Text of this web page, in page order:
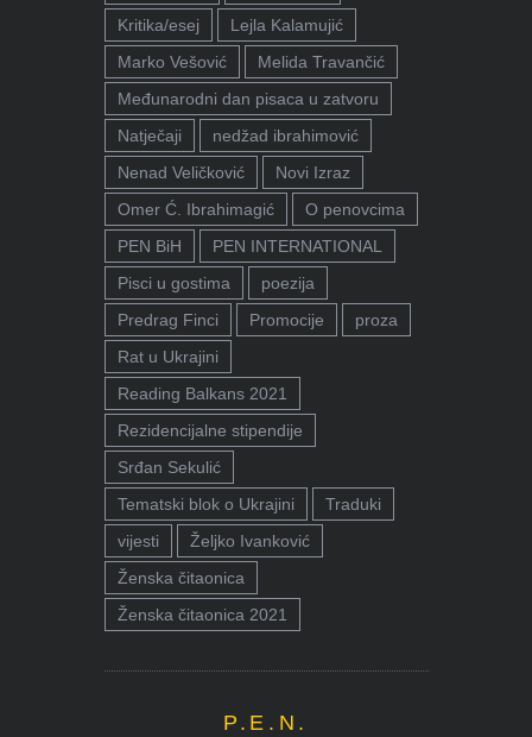
Kritika/esej
Lejla Kalamujić
Marko Vešović
Melida Travančić
Međunarodni dan pisaca u zatvoru
Natječaji
nedžad ibrahimović
Nenad Veličković
Novi Izraz
Omer Ć. Ibrahimagić
O penovcima
PEN BiH
PEN INTERNATIONAL
Pisci u gostima
poezija
Predrag Finci
Promocije
proza
Rat u Ukrajini
Reading Balkans 2021
Rezidencijalne stipendije
Srđan Sekulić
Tematski blok o Ukrajini
Traduki
vijesti
Željko Ivanković
Ženska čitaonica
Ženska čitaonica 2021
P.E.N.